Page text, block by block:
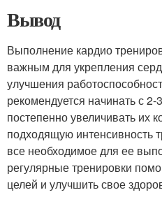
Вывод
Выполнение кардио
важным для укрепления
улучшения
рекомендуется начинать с
постепенно увеличивать их
подходящую интенсивность
все необходимое для ее
регулярные тренировки
целей и улучшить свое